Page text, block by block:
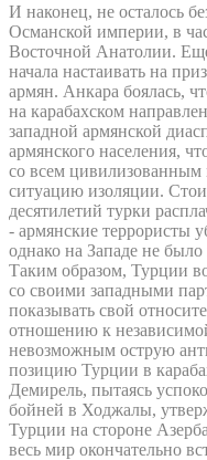
И наконец, не осталось
Османской империи, в
Восточной Анатолии.
начала настаивать на
армян. Анкара боялась,
на карабахском
западной армянской
армянского населения,
со всем
ситуацию изоляции.
десятилетий турки
- армянские террористы
однако на Западе не
Таким образом, Турции
со своими западными
показывать свой
отношению к
невозможным острую
позицию Турции в
Демирель, пытаясь
бойней в Ходжалы,
Турции на стороне
весь мир окончательно